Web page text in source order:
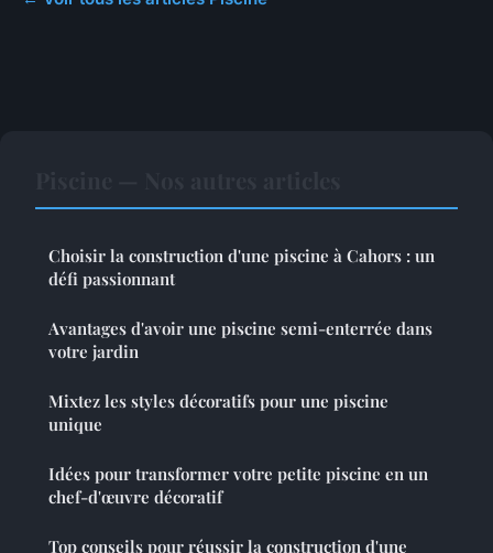
Choisir la construction d'une piscine à Cahors : un
défi passionnant
Avantages d'avoir une piscine semi-enterrée dans
votre jardin
Mixtez les styles décoratifs pour une piscine
unique
Idées pour transformer votre petite piscine en un
chef-d'œuvre décoratif
Top conseils pour réussir la construction d'une